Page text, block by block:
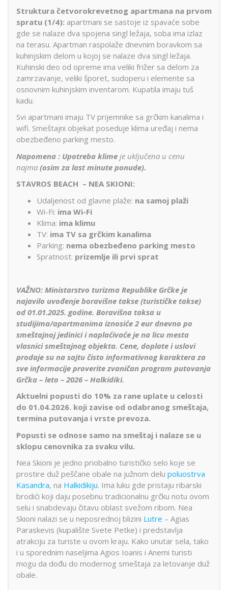
Struktura četvorokrevetnog apartmana na prvom
spratu (1/4): apartmani se sastoje iz spavaće sobe
gde se nalaze dva spojena singl ležaja, soba ima izlaz
na terasu. Apartman raspolaže dnevnim boravkom sa
kuhinjskim delom u kojoj se nalaze dva singl ležaja.
Kuhinski deo od opreme ima veliki frižer sa delom za
zamrzavanje, veliki šporet, sudoperu i elemente sa
osnovnim kuhinjskim inventarom. Kupatila imaju tuš
kadu.
Svi apartmani imaju TV prijemnike sa grčkim kanalima i
wifi. Smeštajni objekat poseduje klima uređaj i nema
obezbeđeno parking mesto.
Napomena : Upotreba klime je uključena u cenu
najma (osim za last minute ponude).
STAVROS BEACH – NEA SKIONI:
Udaljenost od glavne plaže: na samoj plaži
Wi-Fi: ima Wi-Fi
Klima: ima klimu
TV: ima TV sa grčkim kanalima
Parking: nema obezbeđeno parking mesto
Spratnost: prizemlje ili prvi sprat
VAŽNO: Ministarstvo turizma Republike Grčke je
najavilo uvođenje boravišne takse (turističke takse)
od 01.01.2025. godine. Boravišna taksa u
studijima/apartmanima iznosiće 2 eur dnevno po
smeštajnoj jedinici i naplaćivaće je na licu mesta
vlasnici smeštajnog objekta. Cene, doplate i uslovi
prodaje su na sajtu čisto informativnog karaktera za
sve informacije proverite zvaničan program putovanja
Grčka – leto – 2026 – Halkidiki.
Aktuelni popusti do 10% za rane uplate u celosti
do 01.04.2026. koji zavise od odabranog smeštaja,
termina putovanja i vrste prevoza.
Popusti se odnose samo na smeštaj i nalaze se u
sklopu cenovnika za svaku vilu.
Nea Skioni je jedno priobalno turističko selo koje se
prostire duž peščane obale na južnom delu poluostrva
Kasandra, na Halkidikiju. Ima luku gde pristaju ribarski
brodići koji daju posebnu tradicionalnu grčku notu ovom
selu i snabdevaju čitavu oblast svežom ribom. Nea
Skioni nalazi se u neposrednoj blizini Lutre – Agias
Paraskevis (kupalište Svete Petke) i predstavlja
atrakciju za turiste u ovom kraju. Kako unutar sela, tako
i u sporednim naseljima Agios Ioanis i Anemi turisti
mogu da dođu do modernog smeštaja za letovanje duž
obale.